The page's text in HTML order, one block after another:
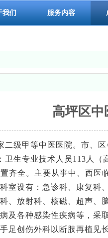
我们 服务内容
高坪区中
级甲等中医医院。市、
卫生专业技术人员113人
齐全。主要从事中、西医
室设有：急诊科、康复科
、放射科、核磁、超声、
及各种感染性疾病等，采
足创伤外科以断肢再植见